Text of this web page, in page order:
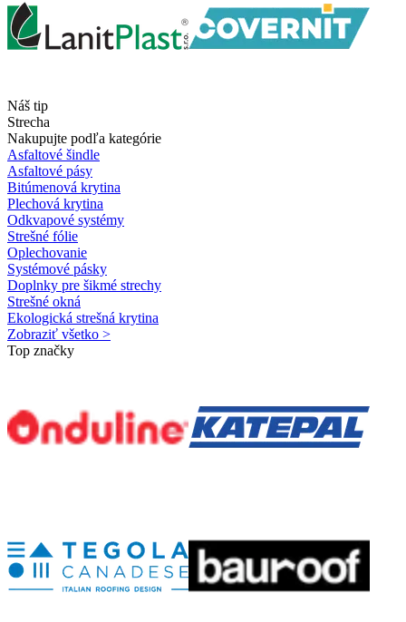
Náš tip
Strecha
Nakupujte podľa kategórie
Asfaltové šindle
Asfaltové pásy
Bitúmenová krytina
Plechová krytina
Odkvapové systémy
Strešné fólie
Oplechovanie
Systémové pásky
Doplnky pre šikmé strechy
Strešné okná
Ekologická strešná krytina
Zobraziť všetko >
Top značky